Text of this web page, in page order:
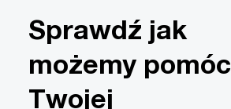
Sprawdź jak
możemy pomóc
Twojej